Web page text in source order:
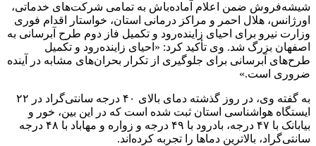
شیشه‌فروش ضمن اعلام آماده‌باش به تمامی شرکت‌های خدماتی،
اورژانس، هلال احمر و مراکز درمانی استان، خواستار اقدام فوری
وزارت نیرو برای احیای زاینده‌رود و تکمیل فاز دوم طرح آبرسانی به
اصفهان بزرگ شد. وی تأکید کرد: «احیای زاینده‌رود و تکمیل
طرح‌های آبرسانی برای جلوگیری از تکرار بحران‌های مشابه در آینده
ضروری است.»
به گفته وی، در روز گذشته دمای بالای ۴۰ درجه سانتی‌گراد در ۲۲
ایستگاه هواشناسی استان ثبت شده است که در این بین، خور و
بیابانک با ۴۷ درجه، بادرود با ۴۹ درجه و زواره و مهاباد با ۴۸ درجه
سانتی‌گراد، بالاترین دماها را تجربه کرده‌اند.